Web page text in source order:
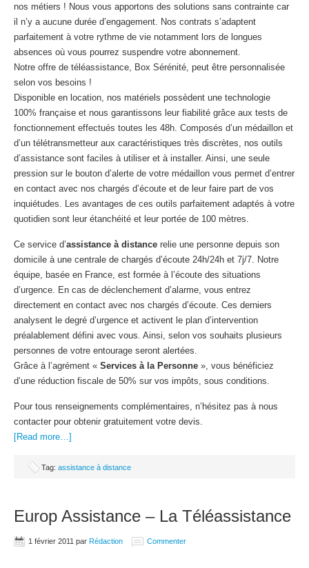
nos métiers ! Nous vous apportons des solutions sans contrainte car
il n’y a aucune durée d’engagement. Nos contrats s’adaptent
parfaitement à votre rythme de vie notamment lors de longues
absences où vous pourrez suspendre votre abonnement.
Notre offre de téléassistance, Box Sérénité, peut être personnalisée
selon vos besoins !
Disponible en location, nos matériels possèdent une technologie
100% française et nous garantissons leur fiabilité grâce aux tests de
fonctionnement effectués toutes les 48h. Composés d’un médaillon et
d’un télétransmetteur aux caractéristiques très discrètes, nos outils
d’assistance sont faciles à utiliser et à installer. Ainsi, une seule
pression sur le bouton d’alerte de votre médaillon vous permet d’entrer
en contact avec nos chargés d’écoute et de leur faire part de vos
inquiétudes. Les avantages de ces outils parfaitement adaptés à votre
quotidien sont leur étanchéité et leur portée de 100 mètres.
Ce service d’assistance à distance relie une personne depuis son
domicile à une centrale de chargés d’écoute 24h/24h et 7j/7. Notre
équipe, basée en France, est formée à l’écoute des situations
d’urgence. En cas de déclenchement d’alarme, vous entrez
directement en contact avec nos chargés d’écoute. Ces derniers
analysent le degré d’urgence et activent le plan d’intervention
préalablement défini avec vous. Ainsi, selon vos souhaits plusieurs
personnes de votre entourage seront alertées.
Grâce à l’agrément « Services à la Personne », vous bénéficiez
d’une réduction fiscale de 50% sur vos impôts, sous conditions.
Pour tous renseignements complémentaires, n’hésitez pas à nous
contacter pour obtenir gratuitement votre devis.
[Read more…]
Tag: assistance à distance
Europ Assistance – La Téléassistance
1 février 2011 par Rédaction Commenter